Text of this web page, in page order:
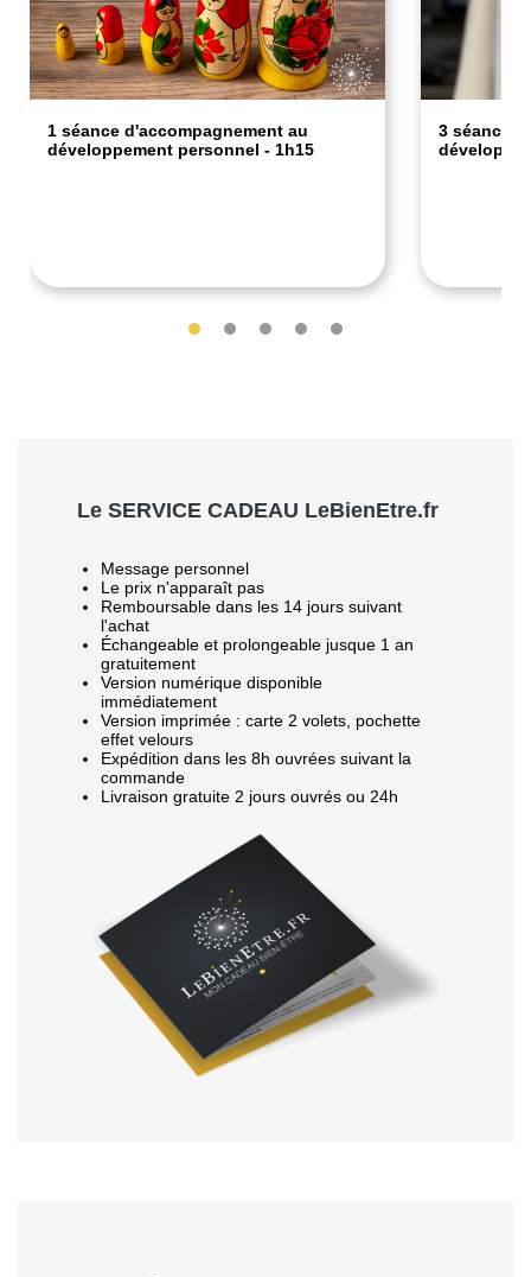
1 séance d'accompagnement au
développement personnel - 1h15
3 séances
Le SERVICE CADEAU LeBienEtre.fr
Message personnel
Le prix n'apparaît pas
Remboursable dans les 14 jours suivant
l'achat
Échangeable et prolongeable jusque 1 an
gratuitement
Version numérique disponible
immédiatement
Version imprimée : carte 2 volets, pochette
effet velours
Expédition dans les 8h ouvrées suivant la
commande
Livraison gratuite 2 jours ouvrés ou 24h